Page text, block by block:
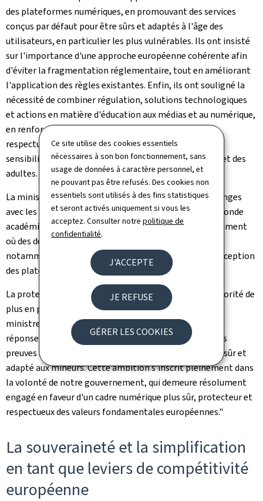
Ce site utilise des cookies essentiels
nécessaires à son bon fonctionnement, sans
usage de données à caractère personnel, et
ne pouvant pas être refusés. Des cookies non
essentiels sont utilisés à des fins statistiques
et seront activés uniquement si vous les
acceptez. Consulter notrepolitique de
confidentialité.
J'ACCEPTE
JE REFUSE
GÉRER LES COOKIES
des plateformes numériques, en promouvant des services
conçus par défaut pour être sûrs et adaptés à l'âge des
utilisateurs, en particulier les plus vulnérables. Ils ont insisté
sur l'importance d'une approche européenne cohérente afin
d'éviter la fragmentation réglementaire, tout en améliorant
l'application des règles existantes. Enfin, ils ont souligné la
nécessité de combiner régulation, solutions technologiques
et actions en matière d'éducation aux médias et au numérique,
en renforçant notamment la vérification de l'âge
respectueuse de la vie privée et les initiatives de
sensibilisation à destination des enfants, des parents et des
adultes.
La ministre Elisabeth Margue a souligné que: "les échanges
avec les ministres ainsi qu'avec les représentants du monde
académique ont été particulièrement précieux à un moment
où des décisions politiques majeurs devront être pris,
notamment en matière de vérification de l'âge, de conception
des plateformes et de cohérence réglementaire.
La protection des mineurs en ligne est devenue une priorité de
plus en plus urgente pour les décideurs européens. Les
ministres et les experts académiques ont appelé à une
réponse européenne forte, cohérente et fondée sur des
preuves afin de garantir un environnement numérique sûr et
adapté aux mineurs. Cette ambition s'inscrit pleinement dans
la volonté de notre gouvernement, qui demeure résolument
engagé en faveur d'un cadre numérique plus sûr, protecteur et
respectueux des valeurs fondamentales européennes."
La souveraineté et la simplification
en tant que leviers de compétitivité
européenne